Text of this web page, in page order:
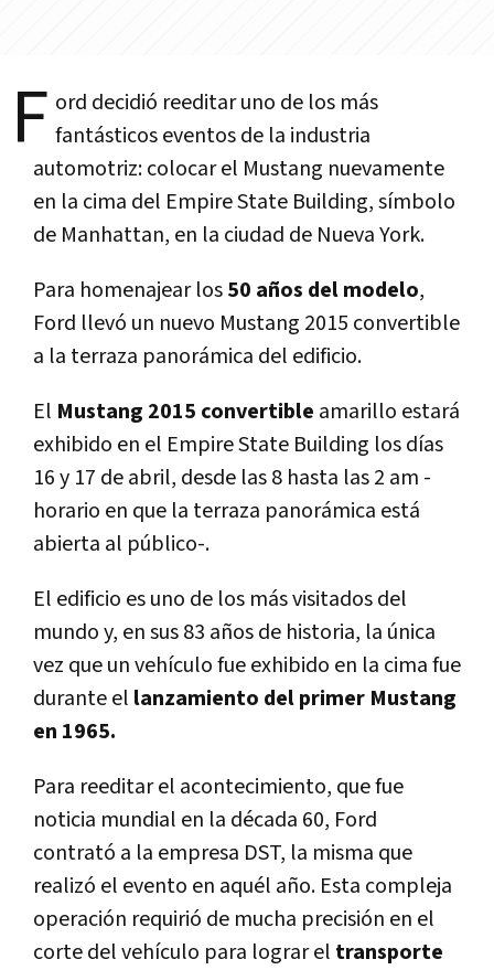
F ord decidió reeditar uno de los más
fantásticos eventos de la industria
automotriz: colocar el Mustang nuevamente
en la cima del Empire State Building, símbolo
de Manhattan, en la ciudad de Nueva York.
Para homenajear los50 años del modelo,
Ford llevó un nuevo Mustang 2015 convertible
a la terraza panorámica del edificio.
El Mustang 2015 convertible amarillo estará
exhibido en el Empire State Building los días
16 y 17 de abril, desde las 8 hasta las 2 am -
horario en que la terraza panorámica está
abierta al público-.
El edificio es uno de los más visitados del
mundo y, en sus 83 años de historia, la única
vez que un vehículo fue exhibido en la cima fue
durante el lanzamiento del primer Mustang
en 1965.
Para reeditar el acontecimiento, que fue
noticia mundial en la década 60, Ford
contrató a la empresa DST, la misma que
realizó el evento en aquél año. Esta compleja
operación requirió de mucha precisión en el
corte del vehículo para lograr el transporte